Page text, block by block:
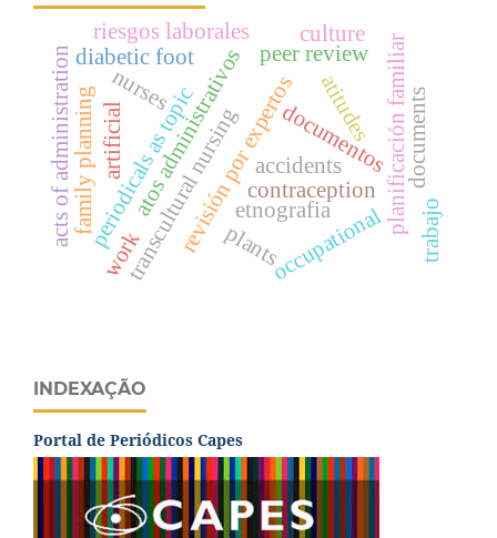
documentos
periodicals as topicrevisión por expertos
transcultural nursing
family planning contraception planificación familiar
atos administrativos peer review
documents
acts of administration nurses
accidents
occupational
riesgos laborales
diabetic foot
etnografia
atitudes
culture
plants
artificial
work trabajo
INDEXAÇÃO
Portal de Periódicos Capes